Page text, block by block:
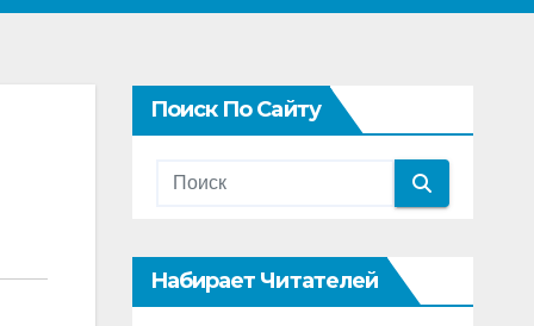
Поиск По Сайту
Набирает Читателей